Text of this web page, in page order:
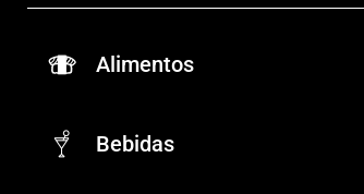
Alimentos
Bebidas